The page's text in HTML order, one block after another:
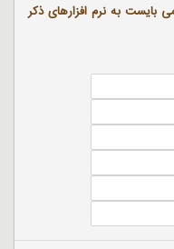
بایست به نرم افزارهای ذکر